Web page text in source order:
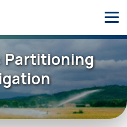
Partitioning